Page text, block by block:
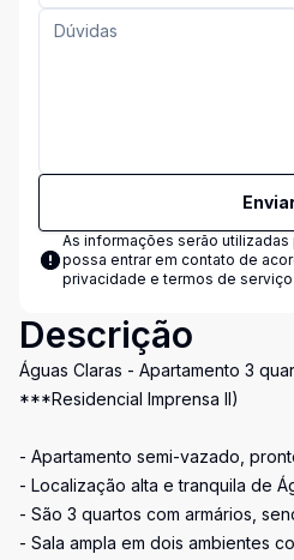
As informações serão
possa entrar em contato de
privacidade e termos de serviço
Descrição
Águas Claras - Apartamento 3
***Residencial Imprensa II)
- Apartamento semi-vazado,
- Localização alta e tranquila de
- São 3 quartos com armários,
- Sala ampla em dois ambientes